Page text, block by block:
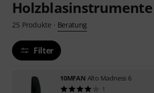
Holzblasinstrumente
25 Produkte · Beratung
Filter
10MFAN Alto Madness 6
1